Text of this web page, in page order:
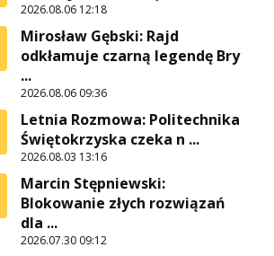
2026.08.06 12:18
Mirosław Gębski: Rajd
odkłamuje czarną legendę Bry
...
2026.08.06 09:36
Letnia Rozmowa: Politechnika
Świętokrzyska czeka n ...
2026.08.03 13:16
Marcin Stępniewski:
Blokowanie złych rozwiązań
dla ...
2026.07.30 09:12